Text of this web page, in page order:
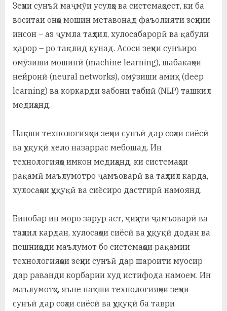
Зеҳни сунъӣ маҷмӯи усулҳо ва системаҳоест, ки ба
воситаи онҳо мошин метавонад фаъолияти зеҳнии
инсон – аз ҷумла таҳлил, хулосабарорӣ ва қабули
қарор – ро тақлид кунад. Асоси зеҳни сунъиро
омӯзиши мошинӣ (machine learning), шабакаҳои
нейронӣ (neural networks), омӯзиши амиқ (deep
learning) ва коркарди забони табиӣ (NLP) ташкил
медиҳанд.
Нақши технологияҳои зеҳни сунъӣ дар соҳаи сиёсӣ
ва ҳуқуқӣ хело назаррас мебошад. Ин
технологияҳо имкон медиҳанд, ки системаҳои
рақамӣ маълумотро ҷамъоварӣ ва таҳлил карда,
хулосаҳои ҳуқуқӣ ва сиёсиро дастгирӣ намоянд.
Бинобар ин моро зарур аст, ҷиҳати ҷамъоварӣ ва
таҳлил кардан, хулосаҳои сиёсӣ ва ҳуқуқӣ додан ва
пешниҳоди маълумот бо системаҳои рақамии
технологияҳои зеҳни сунъӣ дар шароити муосир
дар раванди корбарии худ истифода намоем. Ин
маълумотҳо, яъне нақши технологияҳои зеҳни
сунъӣ дар соҳаи сиёсӣ ва ҳуқуқӣ ба таври